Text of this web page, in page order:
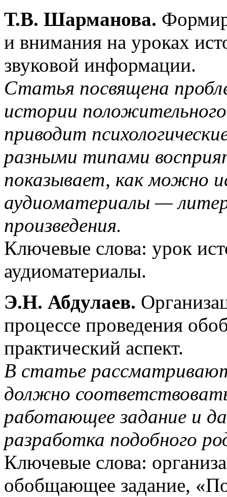
Т.В. Шарманова.
и внимания на уроках
звуковой информации.
Статья посвящена
истории
приводит
разными типами
показывает, как можно
аудиоматериалы —
произведения.
Ключевые слова: урок
аудиоматериалы.
Э.Н. Абдулаев.
процессе проведения
практический аспект.
В статье
должно
работающее задание и
разработка подобного
Ключевые слова:
обобщающее задание,